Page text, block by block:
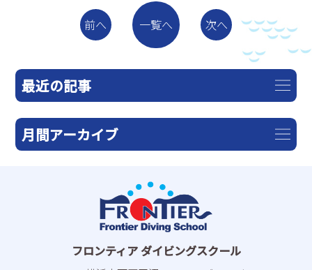
前へ 一覧へ 次へ
最近の記事
月間アーカイブ
フロンティア ダイビングスクール